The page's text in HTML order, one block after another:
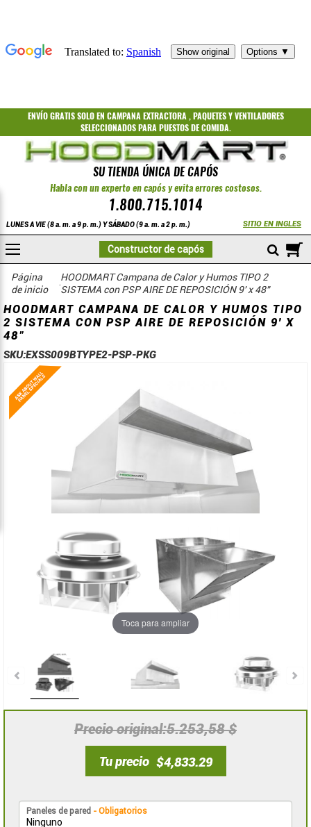
ENVÍO GRATISSOLO EN CAMPANA EXTRACTORA ,PAQUETESYVENTILADORES
SELECCIONADOS PARA PUESTOS DE COMIDA.
SU TIENDA ÚNICA DE CAPÓS
Habla con un experto en capós y evita errores costosos.
1.800.715.1014
LUNES A VIE (8 a. m. a 9 p. m.) Y SÁBADO (9 a. m. a 2 p. m.) SITIO EN INGLES
Constructor de capós
Página
de inicio
COMPRAR
Sistema de campana extractora con sistema de entrada de aire PSP
HOODMART Campana de Calor y Humos TIPO 2
SISTEMA con PSP AIRE DE REPOSICIÓN 9' x 48"
HOODMART CAMPANA DE CALOR Y HUMOS TIPO
2 SISTEMA CON PSP AIRE DE REPOSICIÓN 9' X
48"
SKU:EXSS009BTYPE2-PSP-PKG
Precio original 5.253,58 $
Tu precio $4,833.29
Paneles de pared - Obligatorios
Saltar
al
final
Saltar
al
comienzo
Toca para ampliar